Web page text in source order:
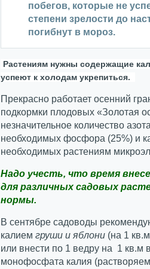
побегов, которые не
степени зрелости до
погибнут в мороз.
Растениям нужны содержащие
успеют к холодам укрепиться.
Прекрасно работает осенний
подкормки плодовых «Золотая
незначительное количество
необходимых фосфора (25%) и
необходимых растениям
Надо учесть, что время
для различных садовых
нормы.
В сентябре садоводы
калием груши и яблони (на 1
или внести по 1 ведру на 1 кв.м
монофосфата калия